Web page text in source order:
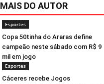
MAIS DO AUTOR
Esportes
Copa 50tinha do Araras define
campeão neste sábado com R$ 9
mil em jogo
Esportes
Cáceres recebe Jogos